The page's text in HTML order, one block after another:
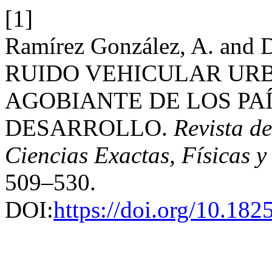
[1]
Ramírez González, A. and
RUIDO VEHICULAR
AGOBIANTE DE LOS
DESARROLLO. Revista
Ciencias Exactas, Físicas
509–530.
DOI:https://doi.org/